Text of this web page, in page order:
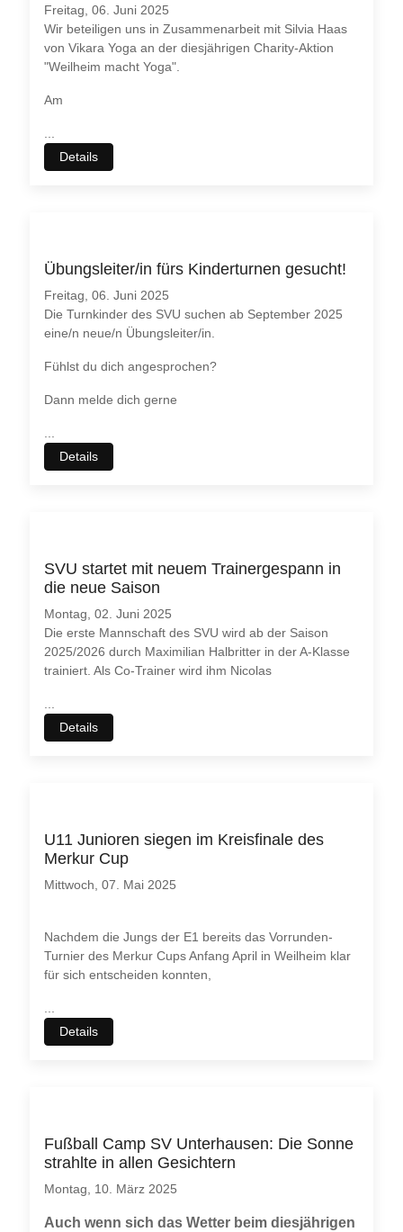
Freitag, 06. Juni 2025
Wir beteiligen uns in Zusammenarbeit mit Silvia Haas
von Vikara Yoga an der diesjährigen Charity-Aktion
"Weilheim macht Yoga".
Am
Details
Übungsleiter/in fürs Kinderturnen gesucht!
Freitag, 06. Juni 2025
Die Turnkinder des SVU suchen ab September 2025
eine/n neue/n Übungsleiter/in.
Fühlst du dich angesprochen?
Dann melde dich gerne
Details
SVU startet mit neuem Trainergespann in
die neue Saison
Montag, 02. Juni 2025
Die erste Mannschaft des SVU wird ab der Saison
2025/2026 durch Maximilian Halbritter in der A-Klasse
trainiert. Als Co-Trainer wird ihm Nicolas
Details
U11 Junioren siegen im Kreisfinale des
Merkur Cup
Mittwoch, 07. Mai 2025
Nachdem die Jungs der E1 bereits das Vorrunden-
Turnier des Merkur Cups Anfang April in Weilheim klar
für sich entscheiden konnten,
Details
Fußball Camp SV Unterhausen: Die Sonne
strahlte in allen Gesichtern
Montag, 10. März 2025
Auch wenn sich das Wetter beim diesjährigen